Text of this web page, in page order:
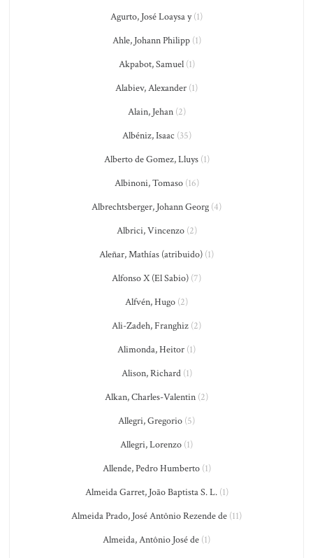
Agurto, José Loaysa y(1)
Ahle, Johann Philipp(1)
Akpabot, Samuel(1)
Alabiev, Alexander (1)
Alain, Jehan(2)
Albéniz, Isaac (35)
Alberto de Gomez, Lluys(1)
Albinoni, Tomaso(16)
Albrechtsberger, Johann Georg (4)
Albrici, Vincenzo(2)
Aleñar, Mathías (atribuido) (1)
Alfonso X (El Sabio) (7)
Alfvén, Hugo (2)
Ali-Zadeh, Franghiz (2)
Alimonda, Heitor (1)
Alison, Richard(1)
Alkan, Charles-Valentin (2)
Allegri, Gregorio (5)
Allegri, Lorenzo (1)
Allende, Pedro Humberto(1)
Almeida Garret, João Baptista S. L.(1)
Almeida Prado, José Antônio Rezende de (11)
Almeida, Antônio José de (1)